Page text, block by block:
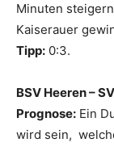
Minuten
Kaiserauer
Tipp: 0:3.
BSV Heeren –
Prognose: Ein
wird sein,